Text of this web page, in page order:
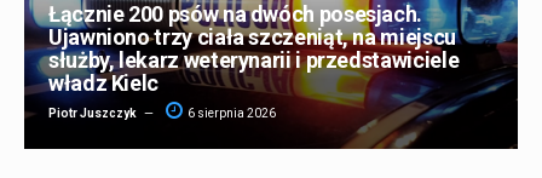
Łącznie 200 psów na dwóch posesjach.
Ujawniono trzy ciała szczeniąt, na miejscu
służby, lekarz weterynarii i przedstawiciele
władz Kielc
Piotr Juszczyk 6 sierpnia 2026